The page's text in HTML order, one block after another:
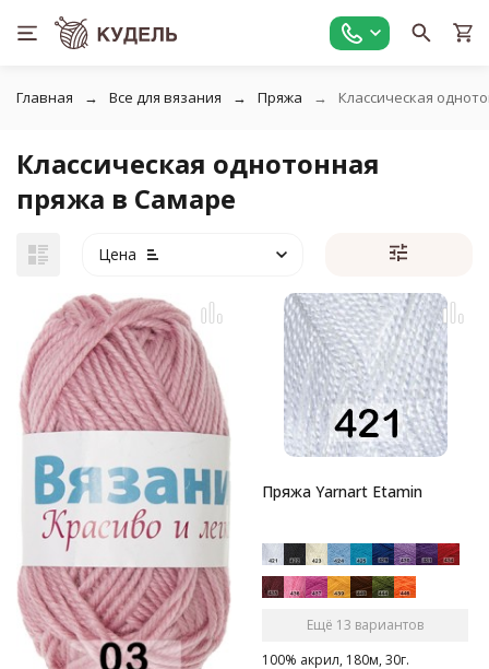
Главная Все для вязания Пряжа Классическая
Классическая однотонная
пряжа в Самаре
Цена
Пряжа Yarnart Etamin
Ещё 13 вариантов
100% акрил, 180м, 30г.